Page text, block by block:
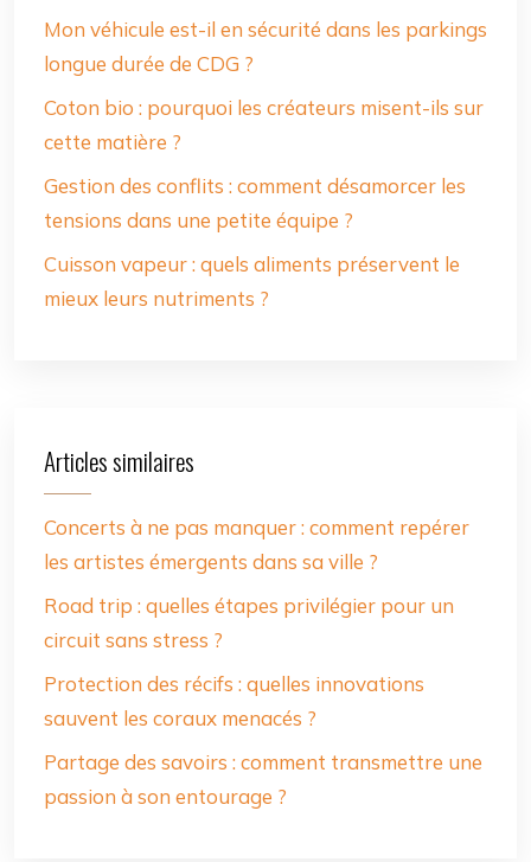
Mon véhicule est-il en sécurité dans les parkings
longue durée de CDG ?
Coton bio : pourquoi les créateurs misent-ils sur
cette matière ?
Gestion des conflits : comment désamorcer les
tensions dans une petite équipe ?
Cuisson vapeur : quels aliments préservent le
mieux leurs nutriments ?
Articles similaires
Concerts à ne pas manquer : comment repérer
les artistes émergents dans sa ville ?
Road trip : quelles étapes privilégier pour un
circuit sans stress ?
Protection des récifs : quelles innovations
sauvent les coraux menacés ?
Partage des savoirs : comment transmettre une
passion à son entourage ?